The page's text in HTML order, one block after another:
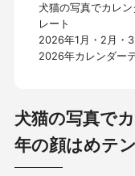
犬猫の写真でカレ
レート
2026年1月・2月・
2026年カレンダー
犬猫の写真で
年の顔はめテ